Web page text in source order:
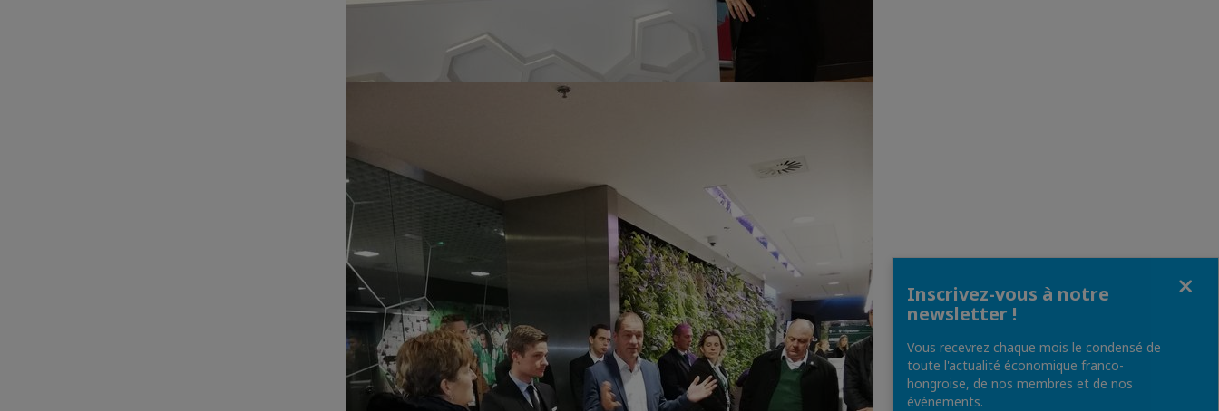
Inscrivez-vous à notre
newsletter !
Vous recevrez chaque mois le condensé de
toute l'actualité économique franco-
hongroise, de nos membres et de nos
événements.